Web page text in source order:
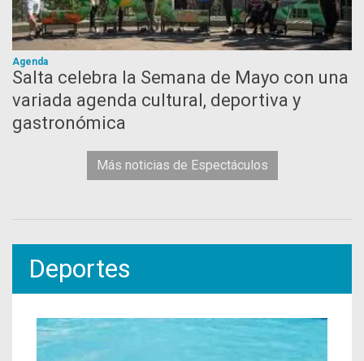
Agenda
Salta celebra la Semana de Mayo con una
variada agenda cultural, deportiva y
gastronómica
Más noticias de Espectáculos
Deportes